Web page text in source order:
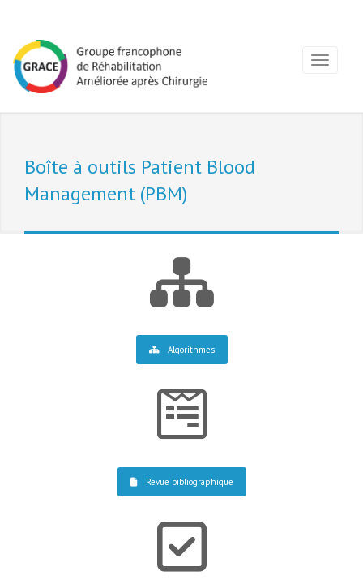
Boîte à outils Patient Blood
Management (PBM)
Algorithmes
Revue bibliographique